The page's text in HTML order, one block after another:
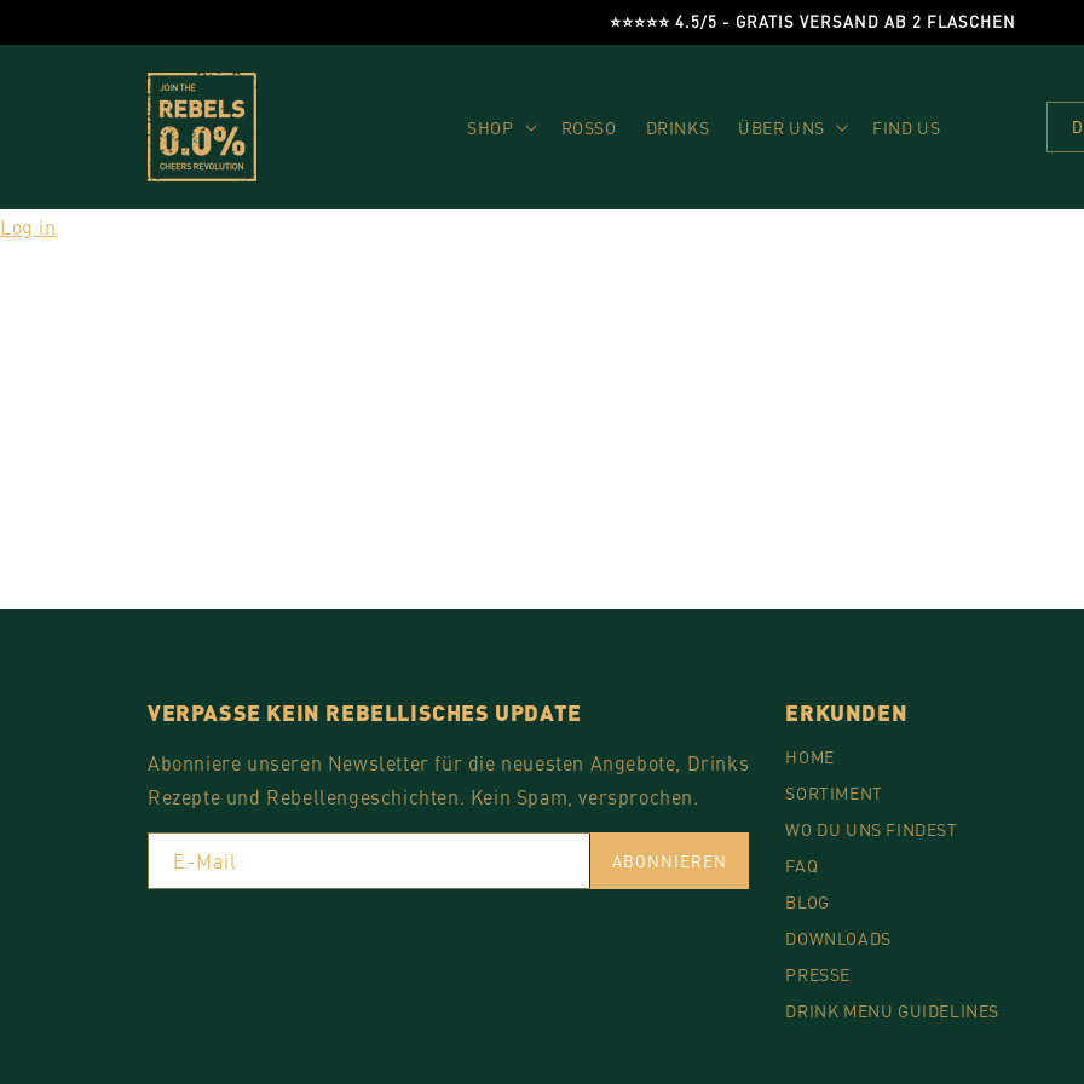
Inhalt
⭐️⭐️⭐️⭐️⭐️ 4.5/5 - GRATIS VERSAND AB 2 FLASCHEN
SHOP ROSSO DRINKS ÜBER UNS FIND US
Log in
VERPASSE KEIN REBELLISCHES UPDATE
Abonniere unseren Newsletter für die neuesten Angebote, Drinks
Rezepte und Rebellengeschichten. Kein Spam, versprochen.
E-Mail ABONNIEREN
ERKUNDEN
HOME
SORTIMENT
WO DU UNS FINDEST
FAQ
BLOG
DOWNLOADS
PRESSE
DRINK MENU GUIDELINES